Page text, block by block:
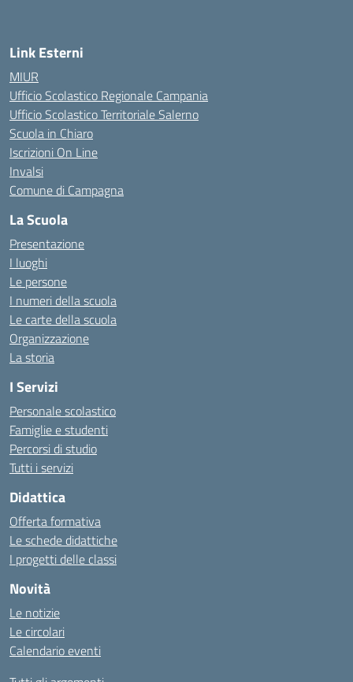
Link Esterni
MIUR
Ufficio Scolastico Regionale Campania
Ufficio Scolastico Territoriale Salerno
Scuola in Chiaro
Iscrizioni On Line
Invalsi
Comune di Campagna
La Scuola
Presentazione
I luoghi
Le persone
I numeri della scuola
Le carte della scuola
Organizzazione
La storia
I Servizi
Personale scolastico
Famiglie e studenti
Percorsi di studio
Tutti i servizi
Didattica
Offerta formativa
Le schede didattiche
I progetti delle classi
Novità
Le notizie
Le circolari
Calendario eventi